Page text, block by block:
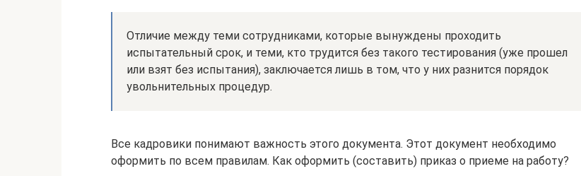
Отличие между теми сотрудниками, которые вынуждены проходить
испытательный срок, и теми, кто трудится без такого тестирования (уже прошел
или взят без испытания), заключается лишь в том, что у них разнится порядок
увольнительных процедур.
Все кадровики понимают важность этого документа. Этот документ необходимо
оформить по всем правилам. Как оформить (составить) приказ о приеме на работу?